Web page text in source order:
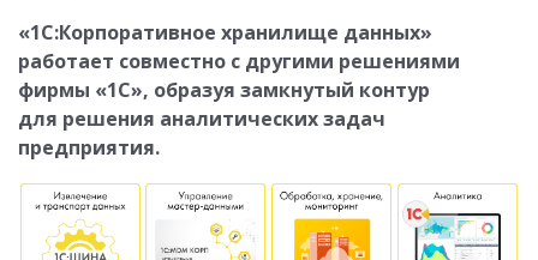
«1С:Корпоративное хранилище данных»
работает совместно с другими решениями
фирмы «1С», образуя замкнутый контур
для решения аналитических задач
предприятия.